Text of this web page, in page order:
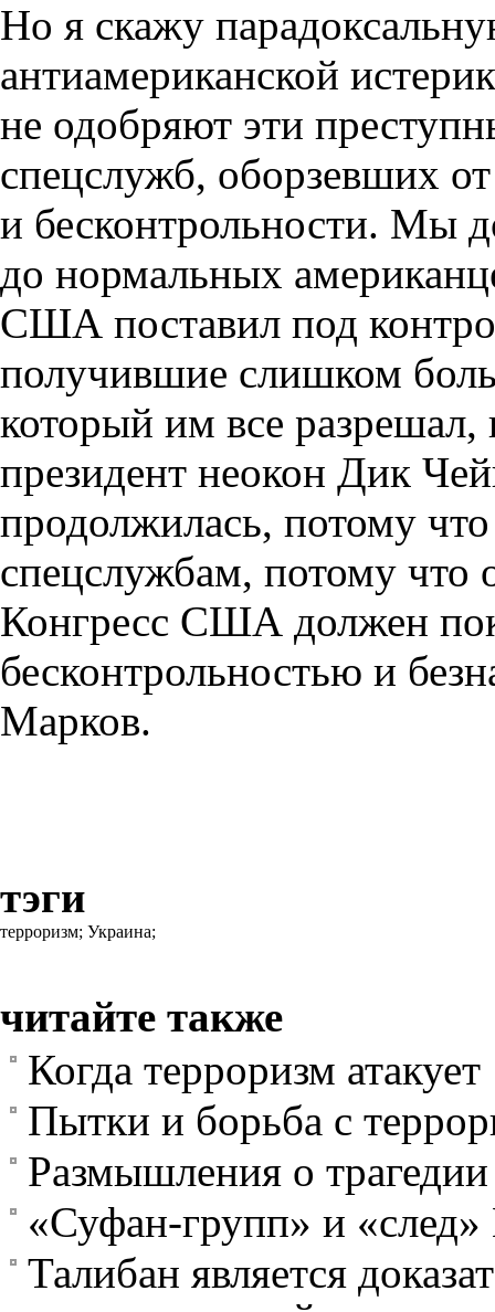
Но я скажу
антиамериканской
не одобряют эти
спецслужб, оборзевших
и бесконтрольности. Мы
до нормальных
США поставил под
получившие слишком
который им все разрешал,
президент неокон Дик
продолжилась, потому
спецслужбам, потому
Конгресс США должен
бесконтрольностью и
Марков.
тэги
терроризм; Украина;
читайте также
Когда терроризм атакует
Пытки и борьба с
Размышления о
«Суфан-групп» и
Талибан является